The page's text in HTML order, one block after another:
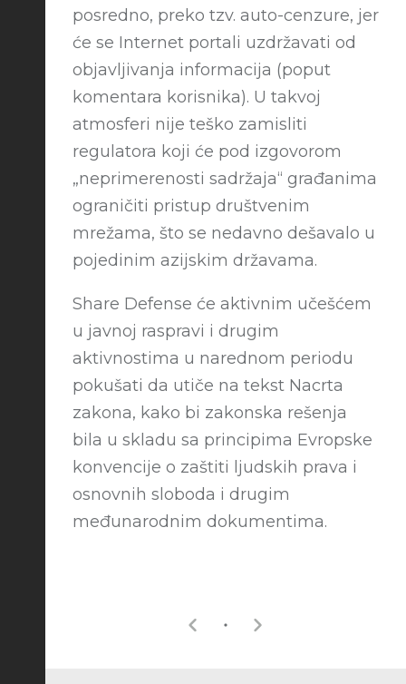
posredno, preko tzv. auto-cenzure, jer
će se Internet portali uzdržavati od
objavljivanja informacija (poput
komentara korisnika). U takvoj
atmosferi nije teško zamisliti
regulatora koji će pod izgovorom
„neprimerenosti sadržaja“ građanima
ograničiti pristup društvenim
mrežama, što se nedavno dešavalo u
pojedinim azijskim državama.
Share Defense će aktivnim učešćem
u javnoj raspravi i drugim
aktivnostima u narednom periodu
pokušati da utiče na tekst Nacrta
zakona, kako bi zakonska rešenja
bila u skladu sa principima Evropske
konvencije o zaštiti ljudskih prava i
osnovnih sloboda i drugim
međunarodnim dokumentima.